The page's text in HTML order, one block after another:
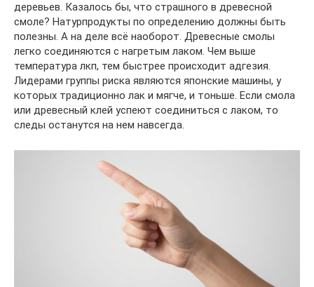
деревьев. Казалось бы, что страшного в древесной
смоле? Натурпродукты по определению должны быть
полезны. А на деле всё наоборот. Древесные смолы
легко соединяются с нагретым лаком. Чем выше
температура лкп, тем быстрее происходит адгезия.
Лидерами группы риска являются японские машины, у
которых традиционно лак и мягче, и тоньше. Если смола
или древесный клей успеют соединиться с лаком, то
следы останутся на нем навсегда.